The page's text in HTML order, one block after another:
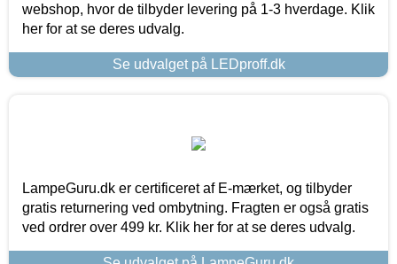
webshop, hvor de tilbyder levering på 1-3 hverdage. Klik
her for at se deres udvalg.
Se udvalget på LEDproff.dk
LampeGuru.dk er certificeret af E-mærket, og tilbyder
gratis returnering ved ombytning. Fragten er også gratis
ved ordrer over 499 kr. Klik her for at se deres udvalg.